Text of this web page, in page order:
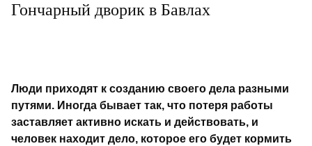
Гончарный дворик в Бавлах
Люди приходят к созданию своего дела разными
путями. Иногда бывает так, что потеря работы
заставляет активно искать и действовать, и
человек находит дело, которое его будет кормить